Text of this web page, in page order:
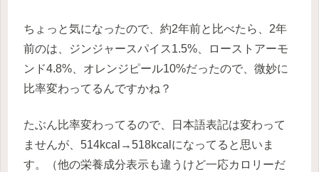
ちょっと気になったので、約2年前と比べたら、2年
前のは、ジンジャースパイス1.5%、ローストアーモ
ンド4.8%、オレンジピール10%だったので、微妙に
比率変わってるんですかね？
たぶん比率変わってるので、日本語表記は変わって
ませんが、514kcal→518kcalになってると思いま
す。（他の栄養成分表示も違うけど一応カロリーだ